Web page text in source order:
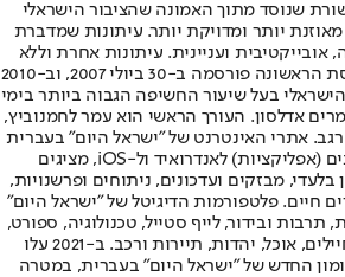
שנוסד מתוך האמונה שהציבור הישראלי
מאוזנת יותר ומדויקת יותר. עיתונות שמדברת
אובייקטיבית ועניינית. עיתונות אחרת וללא
תשלום. המהדורה המודפסת הראשונה פורסמה ב-30 ביולי 2007, וב-2010
בעל שיעור החשיפה הגבוה ביותר בימי
אדלסון. העורך הראשי הוא עמר לחמנוביץ,
אתרי האינטרנט של "ישראל היום" בעברית
ובאנגלית, כמו כן היישומונים (אפליקציות) לאנדרואיד ול-iOS, מציגים
מבזקים ועדכונים, ניתוחים ופרשנויות,
חיים. פלטפורמות הדיגיטל של "ישראל היום"
תרבות ובידור, לייף סטייל, טכנולוגיה, ספורט,
כלכלה וצרכנות, בריאות, חיילים, אוכל, יהדות, תיירות ורכב. ב-2021 עלו
החדש של "ישראל היום" בעברית, במטרה